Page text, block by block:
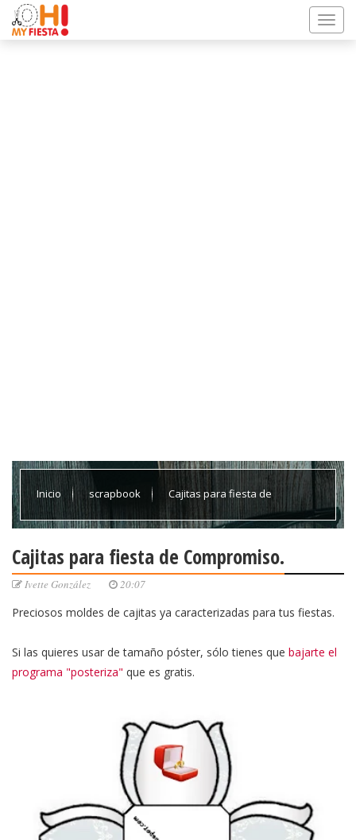
Inicio scrapbook Cajitas para fiesta de
Cajitas para fiesta de Compromiso.
Ivette González 20:07
Preciosos moldes de cajitas ya caracterizadas para tus fiestas.
Si las quieres usar de tamaño póster, sólo tienes que bajarte el
programa "posteriza" que es gratis.